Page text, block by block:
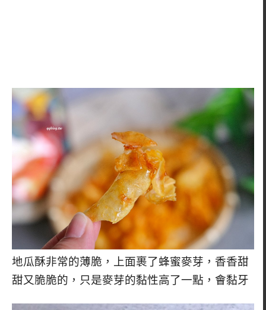
地瓜酥非常的薄脆，上面裹了蜂蜜麥芽，香香甜
甜又脆脆的，只是麥芽的黏性高了一點，會黏牙